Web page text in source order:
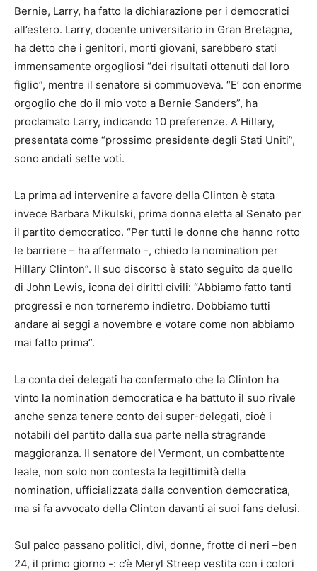
Bernie, Larry, ha fatto la dichiarazione per i democratici
all’estero. Larry, docente universitario in Gran Bretagna,
ha detto che i genitori, morti giovani, sarebbero stati
immensamente orgogliosi “dei risultati ottenuti dal loro
figlio”, mentre il senatore si commuoveva. “E’ con enorme
orgoglio che do il mio voto a Bernie Sanders”, ha
proclamato Larry, indicando 10 preferenze. A Hillary,
presentata come “prossimo presidente degli Stati Uniti”,
sono andati sette voti.
La prima ad intervenire a favore della Clinton è stata
invece Barbara Mikulski, prima donna eletta al Senato per
il partito democratico. “Per tutti le donne che hanno rotto
le barriere – ha affermato -, chiedo la nomination per
Hillary Clinton”. Il suo discorso è stato seguito da quello
di John Lewis, icona dei diritti civili: “Abbiamo fatto tanti
progressi e non torneremo indietro. Dobbiamo tutti
andare ai seggi a novembre e votare come non abbiamo
mai fatto prima”.
La conta dei delegati ha confermato che la Clinton ha
vinto la nomination democratica e ha battuto il suo rivale
anche senza tenere conto dei super-delegati, cioè i
notabili del partito dalla sua parte nella stragrande
maggioranza. Il senatore del Vermont, un combattente
leale, non solo non contesta la legittimità della
nomination, ufficializzata dalla convention democratica,
ma si fa avvocato della Clinton davanti ai suoi fans delusi.
Sul palco passano politici, divi, donne, frotte di neri –ben
24, il primo giorno -: c’è Meryl Streep vestita con i colori